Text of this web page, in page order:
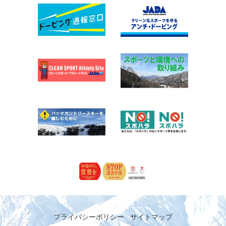
プライバシーポリシー サイトマップ